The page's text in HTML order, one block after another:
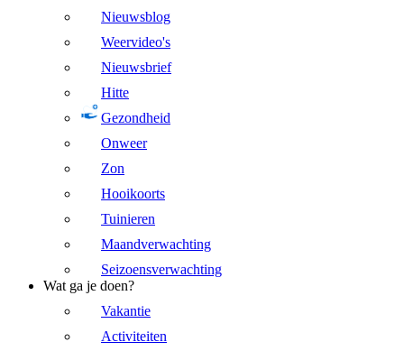
Nieuwsblog
Weervideo's
Nieuwsbrief
Hitte
Gezondheid
Onweer
Zon
Hooikoorts
Tuinieren
Maandverwachting
Seizoensverwachting
Wat ga je doen?
Vakantie
Activiteiten